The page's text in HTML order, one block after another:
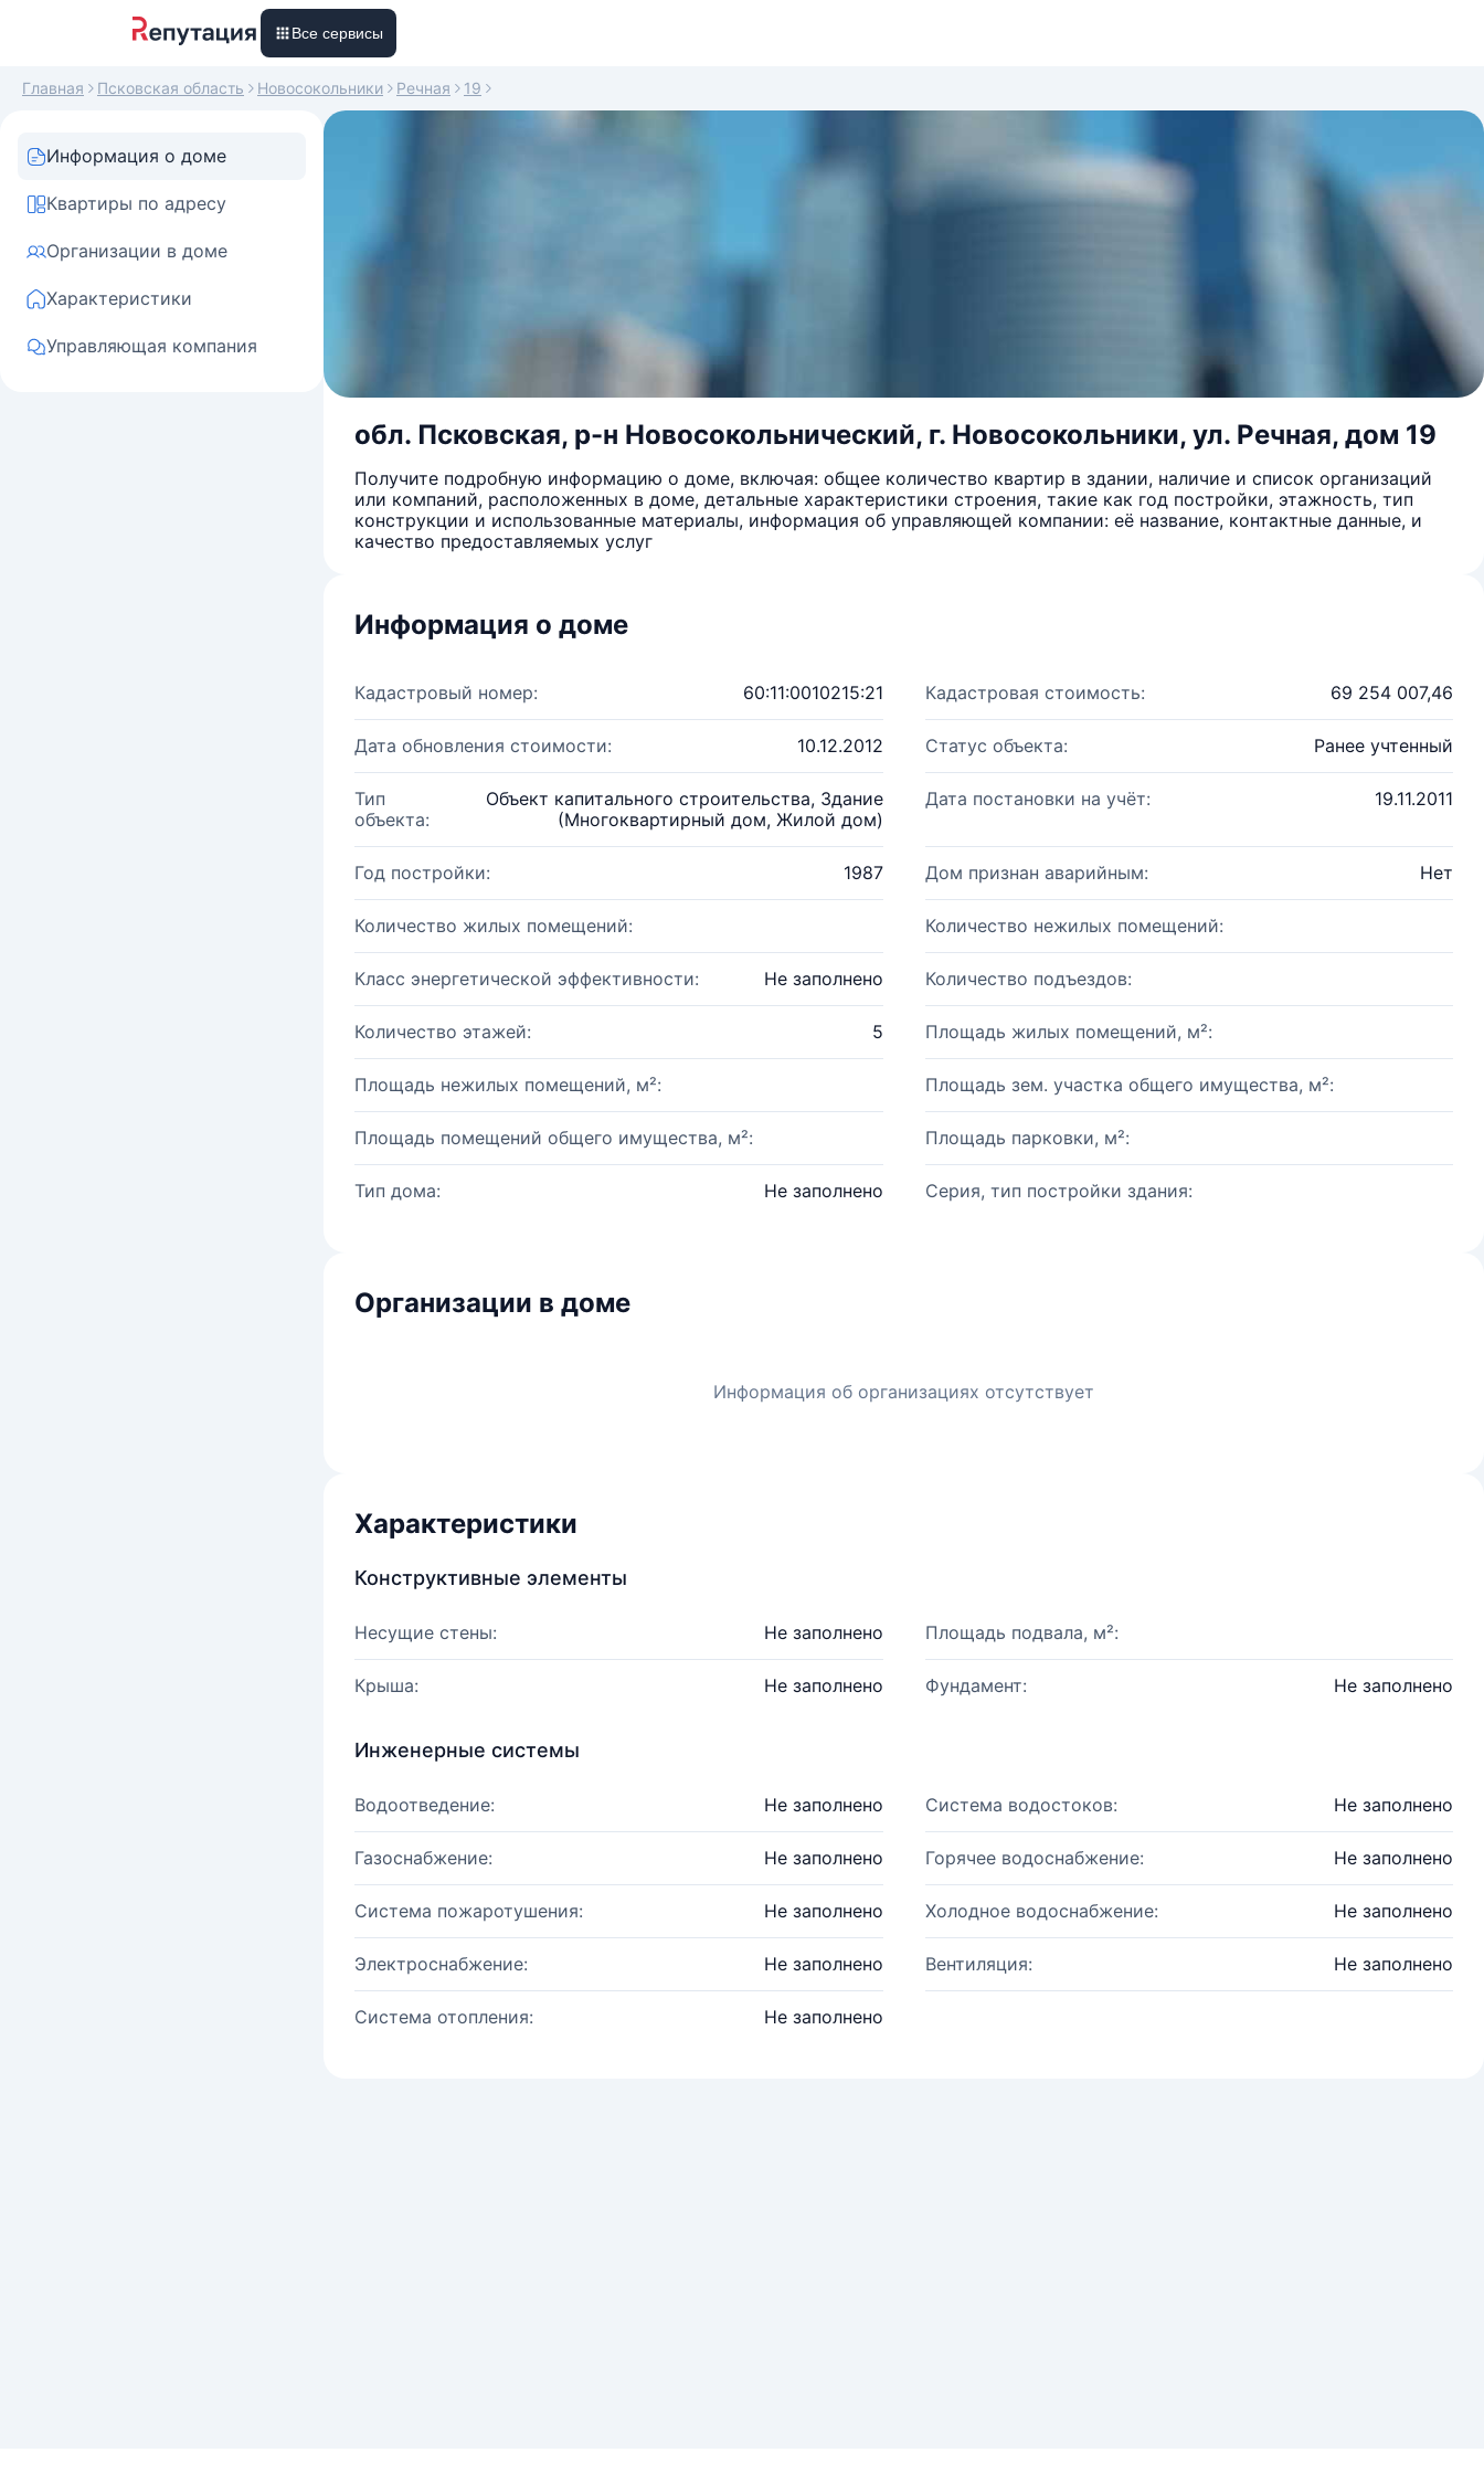
Все сервисы
Главная Псковская область Новосокольники Речная 19
Информация о доме
Квартиры по адресу
Организации в доме
Характеристики
Управляющая компания
обл. Псковская, р-н Новосокольнический, г. Новосокольники, ул. Речная, дом 19
Получите подробную информацию о доме, включая: общее количество квартир в здании, наличие и список организаций
или компаний, расположенных в доме, детальные характеристики строения, такие как год постройки, этажность, тип
конструкции и использованные материалы, информация об управляющей компании: её название, контактные данные, и
качество предоставляемых услуг
Информация о доме
Кадастровый номер: 60:11:0010215:21 Кадастровая стоимость: 69 254 007,46
Дата обновления стоимости: 10.12.2012 Статус объекта: Ранее учтенный
Тип
объекта:
Объект капитального строительства, Здание
(Многоквартирный дом, Жилой дом)
Дата постановки на учёт: 19.11.2011
Год постройки: 1987 Дом признан аварийным: Нет
Количество жилых помещений: Количество нежилых помещений:
Класс энергетической эффективности: Не заполнено Количество подъездов:
Количество этажей: 5 Площадь жилых помещений, м²:
Площадь нежилых помещений, м²: Площадь зем. участка общего имущества, м²:
Площадь помещений общего имущества, м²: Площадь парковки, м²:
Тип дома: Не заполнено Серия, тип постройки здания:
Организации в доме
Информация об организациях отсутствует
Характеристики
Конструктивные элементы
Несущие стены: Не заполнено Площадь подвала, м²:
Крыша: Не заполнено Фундамент: Не заполнено
Инженерные системы
Водоотведение: Не заполнено Система водостоков: Не заполнено
Газоснабжение: Не заполнено Горячее водоснабжение: Не заполнено
Система пожаротушения: Не заполнено Холодное водоснабжение: Не заполнено
Электроснабжение: Не заполнено Вентиляция: Не заполнено
Система отопления: Не заполнено